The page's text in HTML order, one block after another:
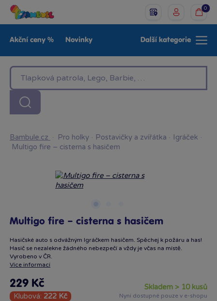
0
Akční ceny % Novinky
LEGO®
Baby Značky
Další kategorie
Bambule.cz · Pro holky · Postavičky a zvířátka · Igráček ·
Multigo fire – cisterna s hasičem
Multigo fire – cisterna s hasičem
Hasičské auto s odvážným Igráčkem hasičem. Spěchej k požáru a has!
Hasič se nezalekne žádného nebezpečí a vždy je včas na místě.
Vyrobeno v ČR.
Více informací
229 Kč
Klubová: 222 Kč
skladem > 10 kusů
Nyní dostupné pouze v e-shopu